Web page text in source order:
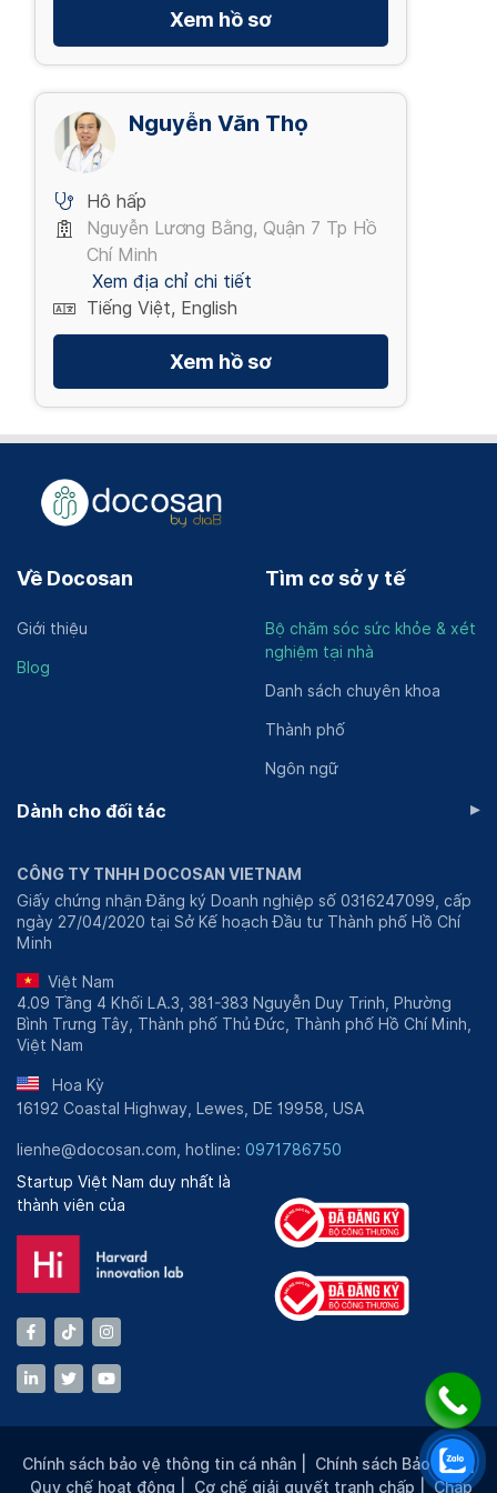
Xem hồ sơ
Nguyễn Văn Thọ
Hô hấp
Nguyễn Lương Bằng, Quận 7 Tp Hồ
Chí Minh
Xem địa chỉ chi tiết
Tiếng Việt, English
Xem hồ sơ
Về Docosan
Giới thiệu
Blog
Tìm cơ sở y tế
Bộ chăm sóc sức khỏe & xét
nghiệm tại nhà
Danh sách chuyên khoa
Thành phố
Ngôn ngữ
Dành cho đối tác ▸
CÔNG TY TNHH DOCOSAN VIETNAM
Giấy chứng nhận Đăng ký Doanh nghiệp số 0316247099, cấp
ngày 27/04/2020 tại Sở Kế hoạch Đầu tư Thành phố Hồ Chí
Minh
Việt Nam
4.09 Tầng 4 Khối LA.3, 381-383 Nguyễn Duy Trinh, Phường
Bình Trưng Tây, Thành phố Thủ Đức, Thành phố Hồ Chí Minh,
Việt Nam
Hoa Kỳ
16192 Coastal Highway, Lewes, DE 19958, USA
lienhe@docosan.com, hotline: 0971786750
Startup Việt Nam duy nhất là
thành viên của
Chính sách bảo vệ thông tin cá nhân Chính sách Bảo mật |
Quy chế hoạt động
Cơ chế giải quyết tranh chấp |Chấp